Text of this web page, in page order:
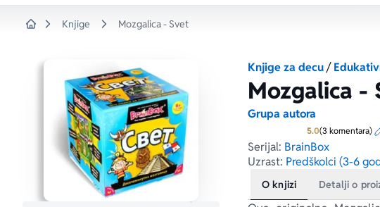
Knjige Mozgalica - Svet
Knjige za decu/
Mozgalica -
Grupa autora
5.0Prosecna
(3 komentara)
Serijal: BrainBox
Uzrast: Predškolci (3-6
O knjizi Detalji o